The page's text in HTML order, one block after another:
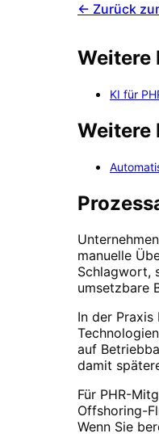
← Zurück
Weitere
KI für
Weitere
manuelle
Schlagwort,
umsetzbare
In der
auf
damit
Für PHR-
Offshoring-
Wenn Sie